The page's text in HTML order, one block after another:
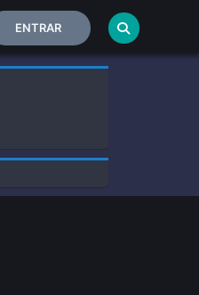
ENTRAR
Home